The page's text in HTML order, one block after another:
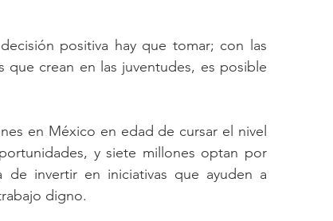
positiva hay que tomar; con las
crean en las juventudes, es posible
en México en edad de cursar el nivel
y siete millones optan por
de invertir en iniciativas que ayuden a
digno.